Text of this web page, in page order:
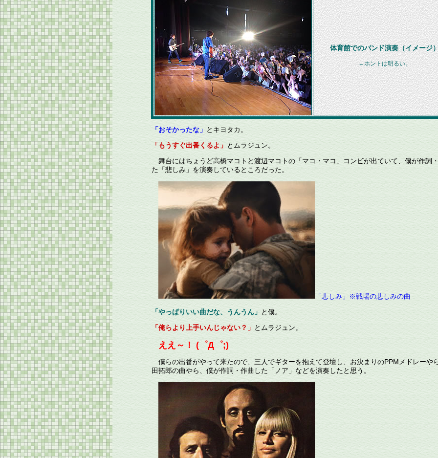
体育館でのバンド演奏（イメージ
←ホントは明るい。
「おそかったな」 とキヨタカ。
「もうすぐ出番くるよ」 とムラジュン。
舞台にはちょうど高橋マコトと渡辺マコトの「マコ・マコ」コンビが出ていて、僕が作詞
た「悲しみ」を演奏しているところだった。
「悲しみ」※戦場の悲しみの曲
「やっぱりいい曲だな、うんうん」 と僕。
「俺らより上手いんじゃない？」 とムラジュン。
ええ～！ (゜Д゜;)
僕らの出番がやって来たので、三人でギターを抱えて登壇し、お決まりのPPMメドレーや
田拓郎の曲やら、僕が作詞・作曲した「ノア」などを演奏したと思う。